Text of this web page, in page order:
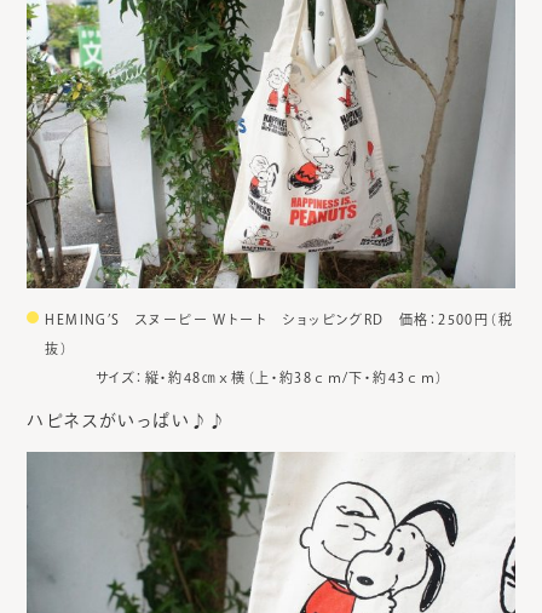
HEMING’S スヌーピー Wトート ショッピングRD 価格：2500円（税
抜）
サイズ：縦・約48㎝ｘ横（上・約38ｃｍ/下・約43ｃｍ）
ハピネスがいっぱい♪♪